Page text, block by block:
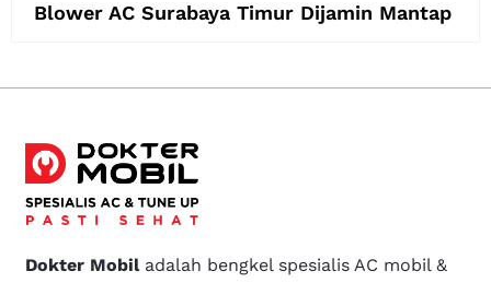
Blower AC Surabaya Timur Dijamin Mantap
Dokter Mobiladalah bengkel spesialis AC mobil &